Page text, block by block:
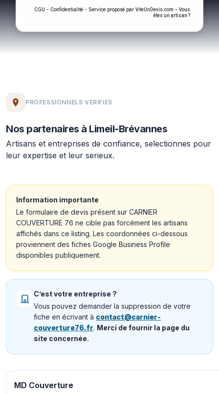
CGU - Confidentialité - Service proposé par ViteUnDevis.com - Vous
êtes un artisan ?
PROFESSIONNELS VERIFIES
Nos partenaires à Limeil-Brévannes
Artisans et entreprises de confiance, selectionnes pour
leur expertise et leur serieux.
Information importante
Le formulaire de devis présent sur CARNIER
COUVERTURE 76 ne cible pas forcément les artisans
affichés dans ce listing. Les coordonnées ci-dessous
proviennent des fiches Google Business Profile
disponibles publiquement.
C’est votre entreprise ?
Vous pouvez demander la suppression de votre
fiche en écrivant à contact@carnier-
couverture76.fr. Merci de fournir la page du
site concernée.
MD Couverture